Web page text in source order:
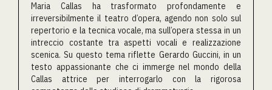
Maria Callas ha trasformato profondamente e
irreversibilmente il teatro d’opera, agendo non solo sul
repertorio e la tecnica vocale, ma sull’opera stessa in un
intreccio costante tra aspetti vocali e realizzazione
scenica. Su questo tema riflette Gerardo Guccini, in un
testo appassionante che ci immerge nel mondo della
Callas attrice per interrogarlo con la rigorosa